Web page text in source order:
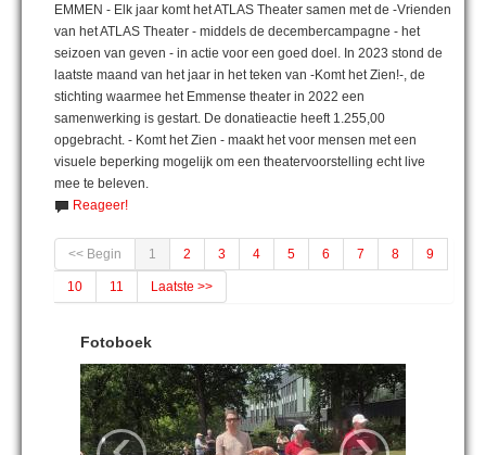
EMMEN - Elk jaar komt het ATLAS Theater samen met de -Vrienden
van het ATLAS Theater - middels de decembercampagne - het
seizoen van geven - in actie voor een goed doel. In 2023 stond de
laatste maand van het jaar in het teken van -Komt het Zien!-, de
stichting waarmee het Emmense theater in 2022 een
samenwerking is gestart. De donatieactie heeft 1.255,00
opgebracht. - Komt het Zien - maakt het voor mensen met een
visuele beperking mogelijk om een theatervoorstelling echt live
mee te beleven.
Reageer!
<< Begin 1 2 3 4 5 6 7 8 9
10 11 Laatste >>
Fotoboek